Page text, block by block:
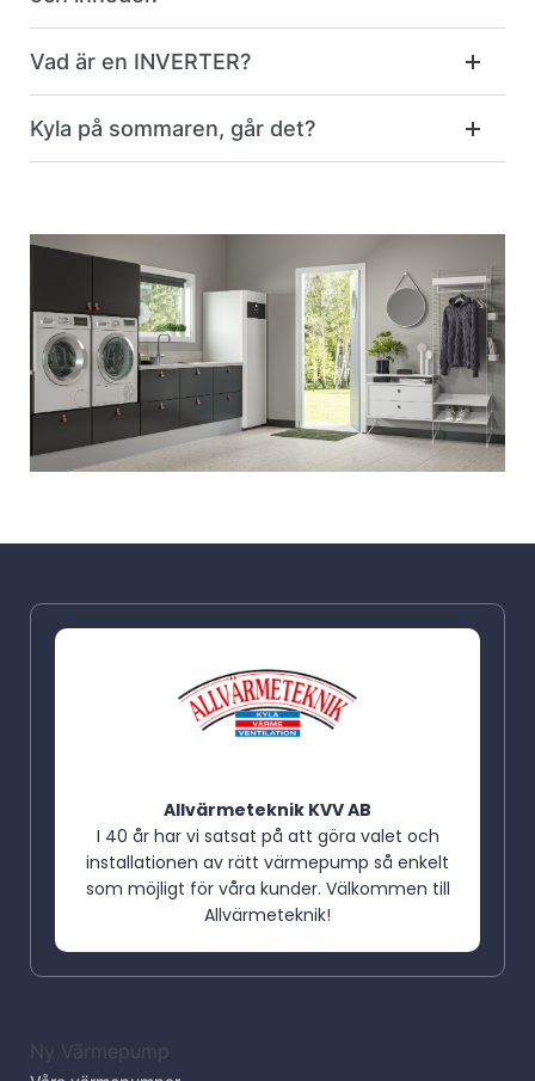
Vad är en INVERTER?
Kyla på sommaren, går det?
Allvärmeteknik KVV AB
I 40 år har vi satsat på att göra valet och
installationen av rätt värmepump så enkelt
som möjligt för våra kunder. Välkommen till
Allvärmeteknik!
Ny Värmepump